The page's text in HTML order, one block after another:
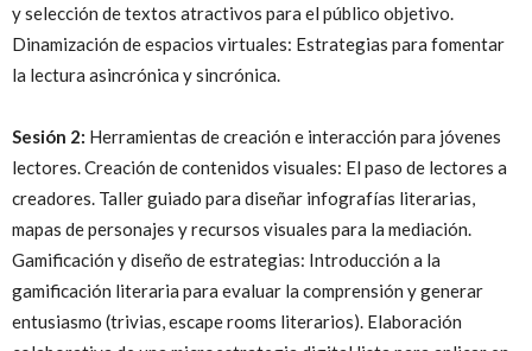
y selección de textos atractivos para el público objetivo.
Dinamización de espacios virtuales: Estrategias para fomentar
la lectura asincrónica y sincrónica.
Sesión 2: Herramientas de creación e interacción para jóvenes
lectores. Creación de contenidos visuales: El paso de lectores a
creadores. Taller guiado para diseñar infografías literarias,
mapas de personajes y recursos visuales para la mediación.
Gamificación y diseño de estrategias: Introducción a la
gamificación literaria para evaluar la comprensión y generar
entusiasmo (trivias, escape rooms literarios). Elaboración